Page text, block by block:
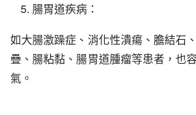
腸胃道疾病：
如大腸激躁症、消化性潰瘍、膽結石
疊、腸粘黏、腸胃道腫瘤等患者，也
氣。